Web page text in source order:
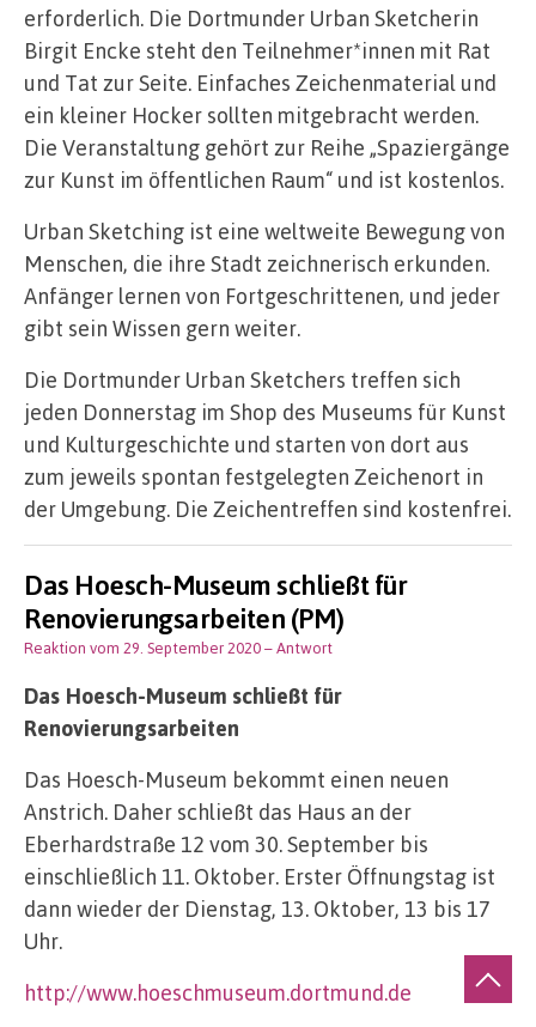
erforderlich. Die Dortmunder Urban Sketcherin
Birgit Encke steht den Teilnehmer*innen mit Rat
und Tat zur Seite. Einfaches Zeichenmaterial und
ein kleiner Hocker sollten mitgebracht werden.
Die Veranstaltung gehört zur Reihe „Spaziergänge
zur Kunst im öffentlichen Raum“ und ist kostenlos.
Urban Sketching ist eine weltweite Bewegung von
Menschen, die ihre Stadt zeichnerisch erkunden.
Anfänger lernen von Fortgeschrittenen, und jeder
gibt sein Wissen gern weiter.
Die Dortmunder Urban Sketchers treffen sich
jeden Donnerstag im Shop des Museums für Kunst
und Kulturgeschichte und starten von dort aus
zum jeweils spontan festgelegten Zeichenort in
der Umgebung. Die Zeichentreffen sind kostenfrei.
Das Hoesch-Museum schließt für
Renovierungsarbeiten (PM)
Reaktion vom 29. September 2020– Antwort
Das Hoesch-Museum schließt für
Renovierungsarbeiten
Das Hoesch-Museum bekommt einen neuen
Anstrich. Daher schließt das Haus an der
Eberhardstraße 12 vom 30. September bis
einschließlich 11. Oktober. Erster Öffnungstag ist
dann wieder der Dienstag, 13. Oktober, 13 bis 17
Uhr.
http://www.hoeschmuseum.dortmund.de